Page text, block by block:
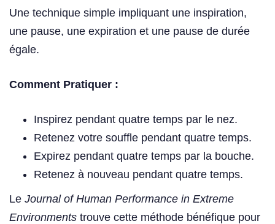
Une technique simple impliquant une inspiration,
une pause, une expiration et une pause de durée
égale.
Comment Pratiquer :
Inspirez pendant quatre temps par le nez.
Retenez votre souffle pendant quatre temps.
Expirez pendant quatre temps par la bouche.
Retenez à nouveau pendant quatre temps.
Le Journal of Human Performance in Extreme
Environments trouve cette méthode bénéfique pour